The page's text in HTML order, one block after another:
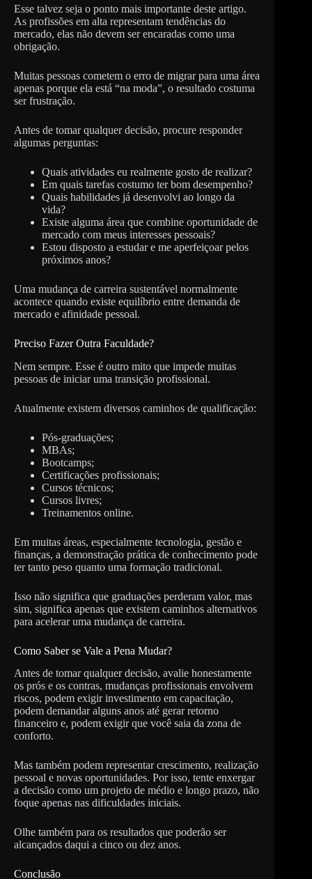
Esse talvez seja o ponto mais importante deste artigo.
As profissões em alta representam tendências do
mercado, elas não devem ser encaradas como uma
obrigação.
Muitas pessoas cometem o erro de migrar para uma área
apenas porque ela está “na moda”, o resultado costuma
ser frustração.
Antes de tomar qualquer decisão, procure responder
algumas perguntas:
Quais atividades eu realmente gosto de realizar?
Em quais tarefas costumo ter bom desempenho?
Quais habilidades já desenvolvi ao longo da
vida?
Existe alguma área que combine oportunidade de
mercado com meus interesses pessoais?
Estou disposto a estudar e me aperfeiçoar pelos
próximos anos?
Uma mudança de carreira sustentável normalmente
acontece quando existe equilíbrio entre demanda de
mercado e afinidade pessoal.
Preciso Fazer Outra Faculdade?
Nem sempre. Esse é outro mito que impede muitas
pessoas de iniciar uma transição profissional.
Atualmente existem diversos caminhos de qualificação:
Pós-graduações;
MBAs;
Bootcamps;
Certificações profissionais;
Cursos técnicos;
Cursos livres;
Treinamentos online.
Em muitas áreas, especialmente tecnologia, gestão e
finanças, a demonstração prática de conhecimento pode
ter tanto peso quanto uma formação tradicional.
Isso não significa que graduações perderam valor, mas
sim, significa apenas que existem caminhos alternativos
para acelerar uma mudança de carreira.
Como Saber se Vale a Pena Mudar?
Antes de tomar qualquer decisão, avalie honestamente
os prós e os contras, mudanças profissionais envolvem
riscos, podem exigir investimento em capacitação,
podem demandar alguns anos até gerar retorno
financeiro e, podem exigir que você saia da zona de
conforto.
Mas também podem representar crescimento, realização
pessoal e novas oportunidades. Por isso, tente enxergar
a decisão como um projeto de médio e longo prazo, não
foque apenas nas dificuldades iniciais.
Olhe também para os resultados que poderão ser
alcançados daqui a cinco ou dez anos.
Conclusão